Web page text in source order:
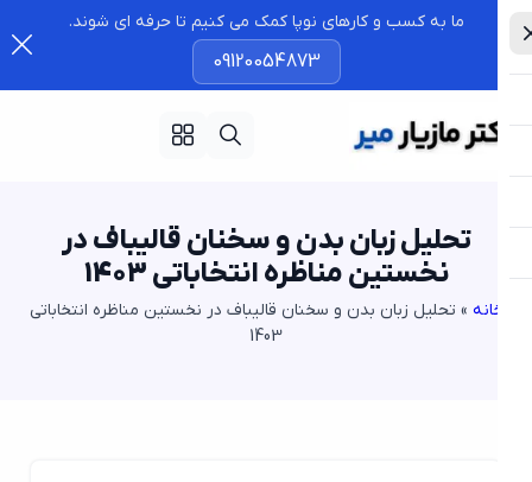
ما به کسب و کارهای نوپا کمک می کنیم تا حرفه ای شوند.
09120054873
تحلیل زبان بدن و سخنان قالیباف در
نخستین مناظره انتخاباتی 1403
»تحلیل زبان بدن و سخنان قالیباف در نخستین مناظره انتخاباتی